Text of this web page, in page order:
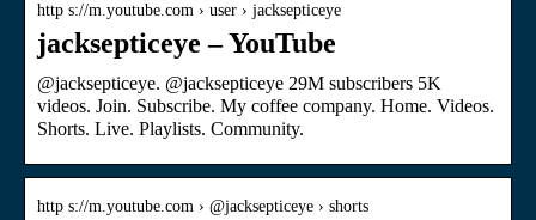
http s://m.youtube.com › user › jacksepticeye
jacksepticeye – YouTube
@jacksepticeye. @jacksepticeye 29M subscribers 5K
videos. Join. Subscribe. My coffee company. Home. Videos.
Shorts. Live. Playlists. Community.
http s://m.youtube.com › @jacksepticeye › shorts